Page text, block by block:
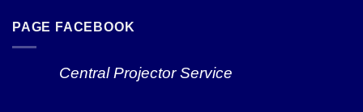
PAGE FACEBOOK
Central Projector Service